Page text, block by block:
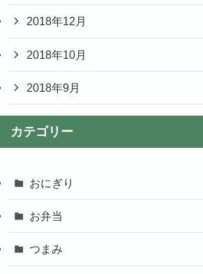
2018年12月
2018年10月
2018年9月
カテゴリー
おにぎり
お弁当
つまみ